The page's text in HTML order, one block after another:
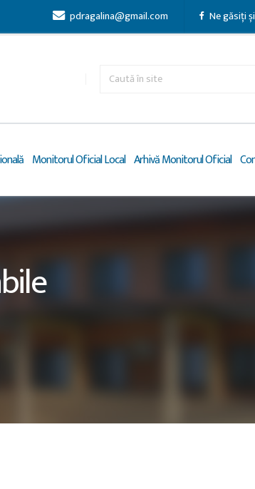
pdragalina@gmail.com Ne găsiți
Monitorul Oficial Local Arhivă Monitorul Oficial